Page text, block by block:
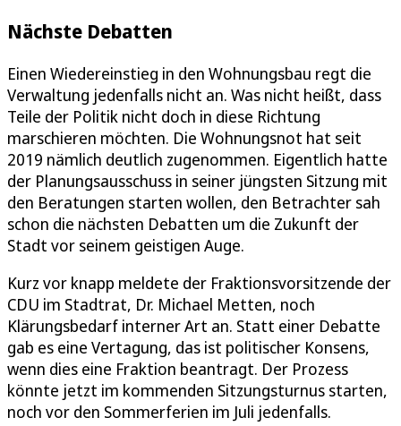
Nächste Debatten
Einen Wiedereinstieg in den Wohnungsbau regt die
Verwaltung jedenfalls nicht an. Was nicht heißt, dass
Teile der Politik nicht doch in diese Richtung
marschieren möchten. Die Wohnungsnot hat seit
2019 nämlich deutlich zugenommen. Eigentlich hatte
der Planungsausschuss in seiner jüngsten Sitzung mit
den Beratungen starten wollen, den Betrachter sah
schon die nächsten Debatten um die Zukunft der
Stadt vor seinem geistigen Auge.
Kurz vor knapp meldete der Fraktionsvorsitzende der
CDU im Stadtrat, Dr. Michael Metten, noch
Klärungsbedarf interner Art an. Statt einer Debatte
gab es eine Vertagung, das ist politischer Konsens,
wenn dies eine Fraktion beantragt. Der Prozess
könnte jetzt im kommenden Sitzungsturnus starten,
noch vor den Sommerferien im Juli jedenfalls.